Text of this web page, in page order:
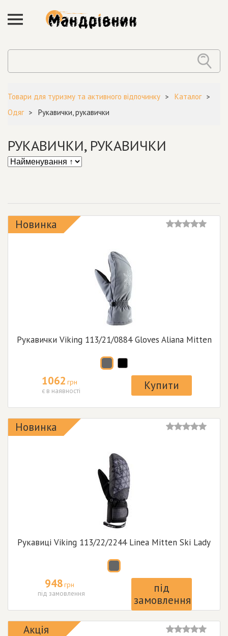
Товари для туризму та активного відпочинку
Каталог
Одяг
Рукавички, рукавички
РУКАВИЧКИ, РУКАВИЧКИ
Новинка
Рукавички Viking 113/21/0884 Gloves Aliana Mitten
1062 грн
є в наявності Купити
Новинка
Рукавиці Viking 113/22/2244 Linea Mitten Ski Lady
948грн
під замовлення
під
замовлення
Акція